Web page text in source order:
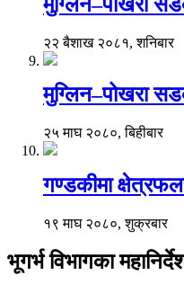
२२ बैशाख २०८१, शनिबार
मुग्लिन–पोखरा
२५ माघ २०८०, बिहीबार
गण्डकीमा
१९ माघ २०८०, शुक्रबार
भूगर्भ विभागका